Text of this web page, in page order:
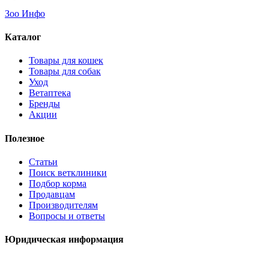
Зоо Инфо
Каталог
Товары для кошек
Товары для собак
Уход
Ветаптека
Бренды
Акции
Полезное
Статьи
Поиск ветклиники
Подбор корма
Продавцам
Производителям
Вопросы и ответы
Юридическая информация